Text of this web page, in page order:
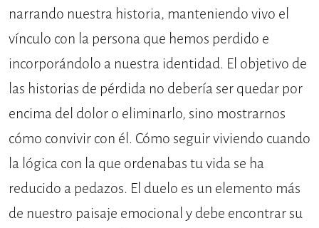
narrando nuestra historia, manteniendo vivo el
vínculo con la persona que hemos perdido e
incorporándolo a nuestra identidad. El objetivo de
las historias de pérdida no debería ser quedar por
encima del dolor o eliminarlo, sino mostrarnos
cómo convivir con él. Cómo seguir viviendo cuando
la lógica con la que ordenabas tu vida se ha
reducido a pedazos. El duelo es un elemento más
de nuestro paisaje emocional y debe encontrar su